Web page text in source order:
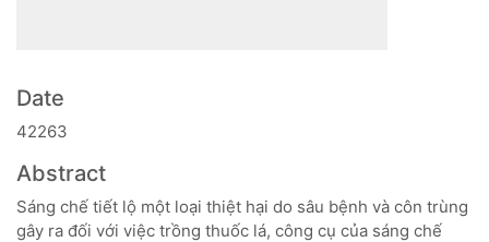
Date
42263
Abstract
Sáng chế tiết lộ một loại thiệt hại do sâu bệnh và côn trùng
gây ra đối với việc trồng thuốc lá, công cụ của sáng chế